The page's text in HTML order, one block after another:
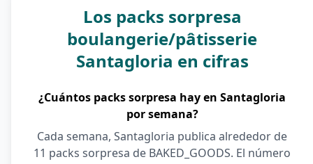
Los packs sorpresa
boulangerie/pâtisserie
Santagloria en cifras
¿Cuántos packs sorpresa hay en Santagloria
por semana?
Cada semana, Santagloria publica alrededor de
11 packs sorpresa de BAKED_GOODS. El número